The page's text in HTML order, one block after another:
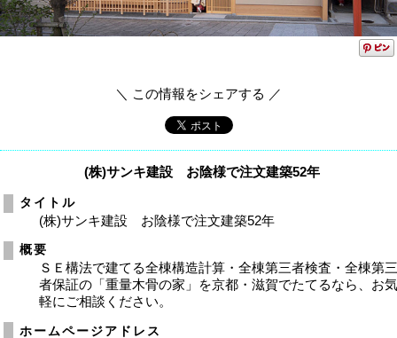
＼ この情報をシェアする ／
(株)サンキ建設 お陰様で注文建築52年
タイトル
(株)サンキ建設 お陰様で注文建築52年
概要
ＳＥ構法で建てる全棟構造計算・全棟第三者検査・全棟第
者保証の「重量木骨の家」を京都・滋賀でたてるなら、お
軽にご相談ください。
ホームページアドレス